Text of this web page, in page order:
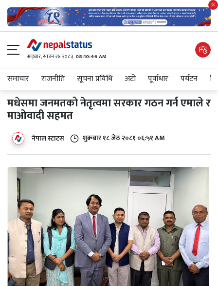
आइबार​, साउन २४ २०८३ 08:10:46 AM
समाचार राजनीति सूचना प्रविधि अटाे पूर्वाधार पर्यटन
मधेसमा जनमतको नेतृत्वमा सरकार गठन गर्न एमाले र
माओवादी सहमत
नेपाल स्टाटस शुक्रबार​ १८ जेठ २०८१ ०६:५१ AM